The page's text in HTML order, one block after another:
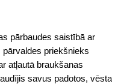
pārbaudes saistībā ar
priekšnieks
atļautā braukšanas
savus padotos, vēsta